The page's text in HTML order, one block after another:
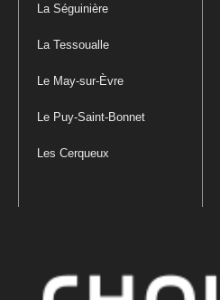
La Séguinière
La Tessoualle
Le May-sur-Èvre
Le Puy-Saint-Bonnet
Les Cerqueux